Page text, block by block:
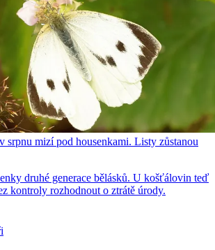
srpnu mizí pod housenkami. Listy zůstanou
druhé generace bělásků. U košťálovin teď
kontroly rozhodnout o ztrátě úrody.